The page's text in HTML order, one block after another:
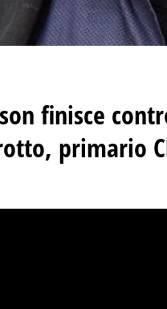
finisce
primario